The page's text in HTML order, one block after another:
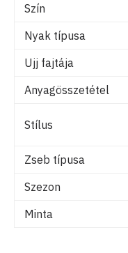
Szín
Nyak típusa
Ujj fajtája
Anyagösszetétel
Stílus
Zseb típusa
Szezon
Minta